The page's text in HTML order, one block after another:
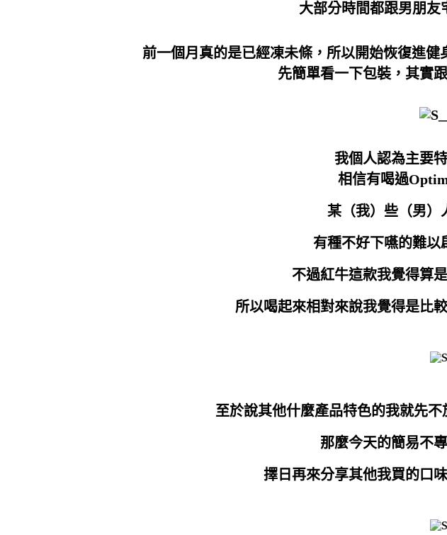
大部分時間都跟男朋友
前一個月真的是已經凍未條，所以開始恢復進
先簡單看一下包裝，其實
我個人認為主要
相信有喝過
某（我）些（男）
有種不好下嚥的難以
不過紅牛這款我覺得算
所以喝起來相對來說我覺得是比
至於說其他什麼產品特色的我就先
那麼今天的簡易不
擇日再來分享其他我買的口